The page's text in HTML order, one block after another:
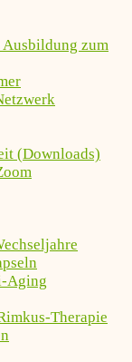
zum
(Downloads)
Aging
Therapie